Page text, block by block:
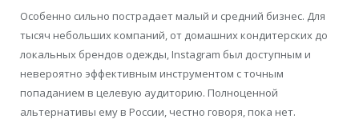
Особенно сильно пострадает малый и средний бизнес. Для
тысяч небольших компаний, от домашних кондитерских до
локальных брендов одежды, Instagram был доступным и
невероятно эффективным инструментом с точным
попаданием в целевую аудиторию. Полноценной
альтернативы ему в России, честно говоря, пока нет.